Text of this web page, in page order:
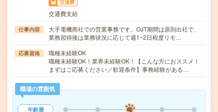
交通費
交通費支給
仕事内容
大手電機商社での営業事務です。OJT期間は原則出社で、
業務習得後は業務状況に応じて週1~2日程度リモ…
応募資格
職種未経験OK
職種未経験OK！業界未経験OK！【こんな方におススメ！
まずはご応募ください／歓迎条件】事務経験がある…
職場の雰囲気
年齢層